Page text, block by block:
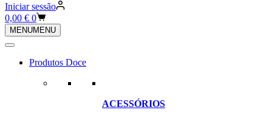
Iniciar sessão
Carrinho
de
compras
0,00 € 0
MENUMENU
Produtos Doce
ACESSÓRIOS